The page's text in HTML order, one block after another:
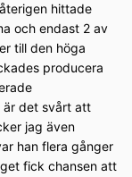
hittade
och endast 2 av
till den höga
producera
är det svårt att
jag även
han flera gånger
fick chansen att